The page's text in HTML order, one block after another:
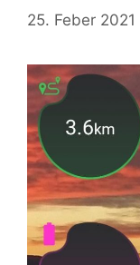
25. Feber 2021